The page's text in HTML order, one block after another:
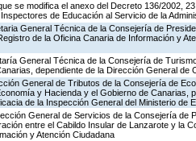
se modifica el anexo del Decreto 136/2002,
de Educación al Servicio de la
General Técnica de la Consejería de
de la Oficina Canaria de Información y
General Técnica de la Consejería de
dependiente de la Dirección General de
General de Tributos de la Consejería de
y Hacienda y el Gobierno de Canarias,
de la Inspección General del Ministerio de
General de Servicios de la Consejería de
entre el Cabildo Insular de Lanzarote y la
y Atención Ciudadana